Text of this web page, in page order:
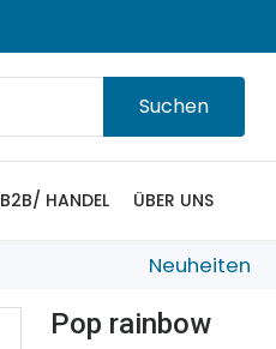
Suchen
B2B/ HANDEL ÜBER UNS
Neuheiten
Pop rainbow